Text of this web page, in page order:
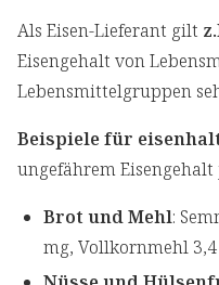
Als Eisen-Lieferant gilt
Eisengehalt von
Lebensmittelgruppen
Beispiele für
ungefährem Eisengehalt
Brot und Mehl:
mg, Vollkornmehl